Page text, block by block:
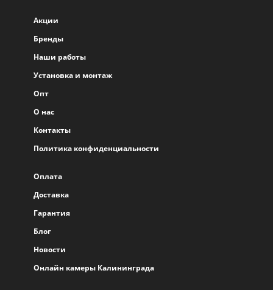
Акции
Бренды
Наши работы
Установка и монтаж
Опт
О нас
Контакты
Политика конфиденциальности
Оплата
Доставка
Гарантия
Блог
Новости
Онлайн камеры Калининграда